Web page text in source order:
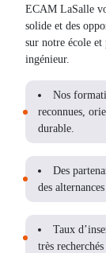
ECAM LaSalle
solide et des
sur notre école
ingénieur.
Nos
reconnues,
durable.
Des
des
Taux
très